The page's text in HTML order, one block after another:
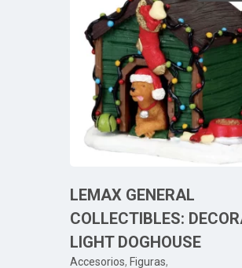
LEMAX GENERAL
COLLECTIBLES:
LIGHT DOGHOUSE
Accesorios, Figuras,